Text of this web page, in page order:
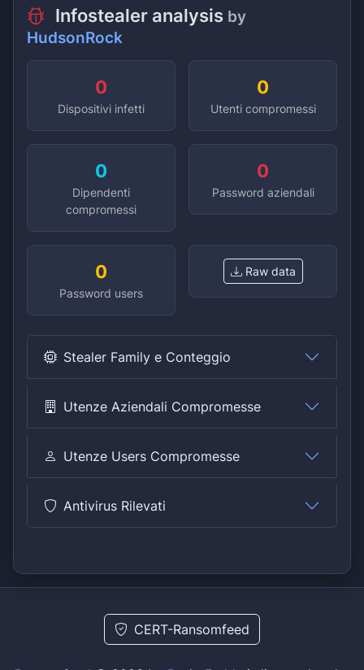
Infostealer analysis by
HudsonRock
0
Dispositivi infetti
0
Utenti compromessi
0
Dipendenti
compromessi
0
Password aziendali
0
Password users
Raw data
Stealer Family e Conteggio
Utenze Aziendali Compromesse
Utenze Users Compromesse
Antivirus Rilevati
CERT-Ransomfeed